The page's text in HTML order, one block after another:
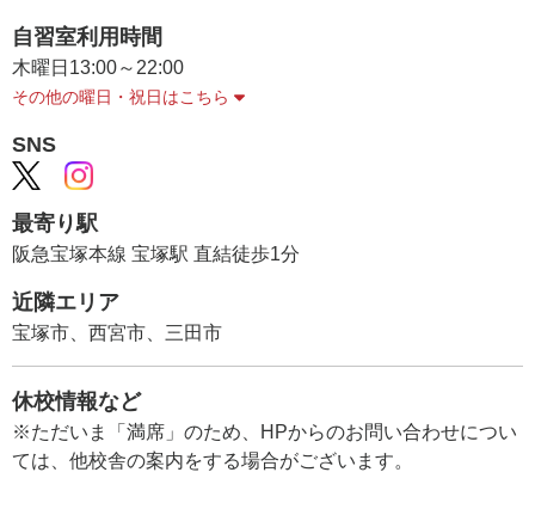
自習室利用時間
木曜日 13:00～22:00
その他の曜日・祝日はこちら
SNS
最寄り駅
阪急宝塚本線 宝塚駅 直結徒歩1分
近隣エリア
宝塚市、西宮市、三田市
休校情報など
※ただいま「満席」のため、HPからのお問い合わせについ
ては、他校舎の案内をする場合がございます。